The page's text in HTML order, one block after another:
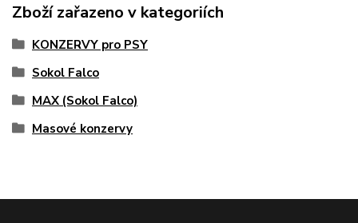
Zboží zařazeno v kategoriích
KONZERVY pro PSY
Sokol Falco
MAX (Sokol Falco)
Masové konzervy